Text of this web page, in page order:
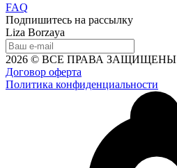
FAQ
Подпишитесь на рассылку
Liza Borzaya
2026 © ВСЕ ПРАВА ЗАЩИЩЕНЫ
Договор оферта
Политика конфиденциальности